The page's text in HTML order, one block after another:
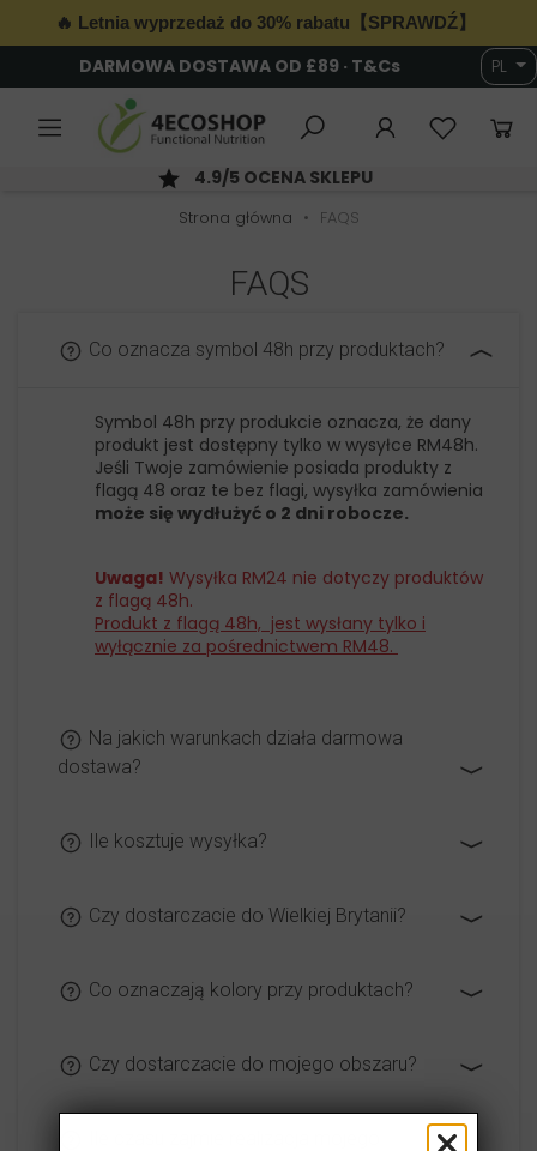
🔥 Letnia wyprzedaż do 30% rabatu【SPRAWDŹ】
DARMOWA DOSTAWA OD £89 · T&Cs PL
4.9/5 OCENA SKLEPU
Strona główna FAQS
FAQS
Co oznacza symbol 48h przy produktach?
Symbol 48h przy produkcie oznacza, że dany
produkt jest dostępny tylko w wysyłce RM48h.
Jeśli Twoje zamówienie posiada produkty z
flagą 48 oraz te bez flagi, wysyłka zamówienia
może się wydłużyć o 2 dni robocze.
Uwaga! Wysyłka RM24 nie dotyczy produktów
z flagą 48h.
Produkt z flagą 48h, jest wysłany tylko i
wyłącznie za pośrednictwem RM48.
Na jakich warunkach działa darmowa
dostawa?
Ile kosztuje wysyłka?
Czy dostarczacie do Wielkiej Brytanii?
Co oznaczają kolory przy produktach?
Czy dostarczacie do mojego obszaru?